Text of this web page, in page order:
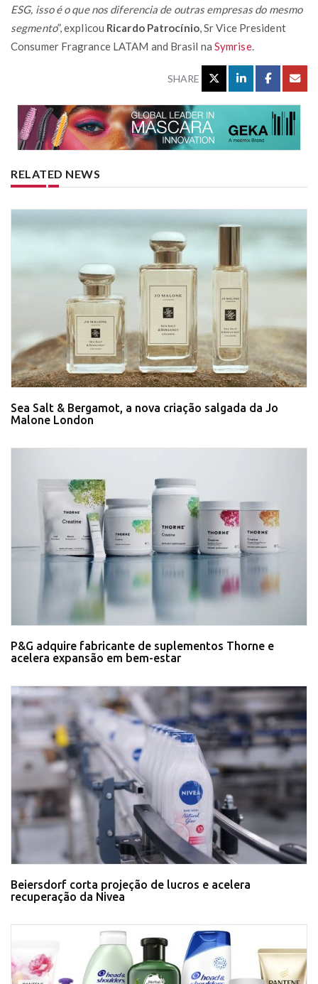
ESG, isso é o que nos diferencia de outras empresas do mesmo
segmento”, explicou Ricardo Patrocínio, Sr Vice President
Consumer Fragrance LATAM and Brasil na Symrise.
SHARE
RELATED NEWS
Sea Salt & Bergamot, a nova criação salgada da Jo
Malone London
P&G adquire fabricante de suplementos Thorne e
acelera expansão em bem-estar
Beiersdorf corta projeção de lucros e acelera
recuperação da Nivea